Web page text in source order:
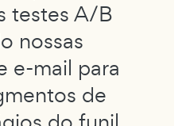
testes A/B
nossas
e-mail para
de